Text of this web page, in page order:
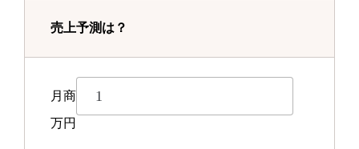
売上予測は？
月商
万円